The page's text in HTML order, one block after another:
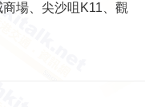
場、尖沙咀K11、觀